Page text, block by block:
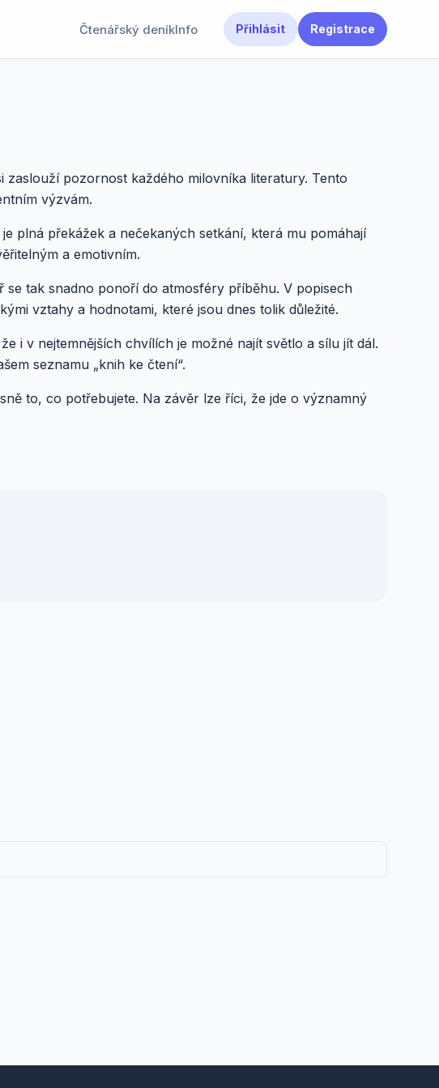
Čtenářský deníkInfo Přihlásit Registrace
zaslouží pozornost každého milovníka literatury. Tento
výzvám.
plná překážek a nečekaných setkání, která mu pomáhají
a emotivním.
tak snadno ponoří do atmosféry příběhu. V popisech
vztahy a hodnotami, které jsou dnes tolik důležité.
i v nejtemnějších chvílích je možné najít světlo a sílu jít dál.
seznamu „knih ke čtení“.
to, co potřebujete. Na závěr lze říci, že jde o významný